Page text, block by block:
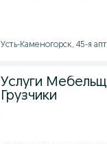
Усть-Каменогорск, 45-я
Услуги
Грузчики